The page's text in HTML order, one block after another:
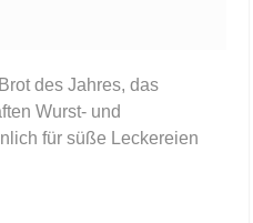
des Jahres, das
Wurst- und
für süße Leckereien